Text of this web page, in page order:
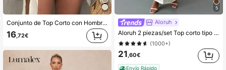
Conjunto de Top Corto con Hombro Asimétrico Texturizado Blanco & Minifalda de Cintura Alta con Lazo, Elegante y Chic para Vacaciones
16 ,72€
5
Aloruh
Aloruh 2 piezas/set Top corto tipo bustier con estampado floral romántico sin tirantes color albaricoque + Falda floral maxi, conjunto para vacaciones en la playa para mujeres
(1000+)
21,60€
Envío Rápido